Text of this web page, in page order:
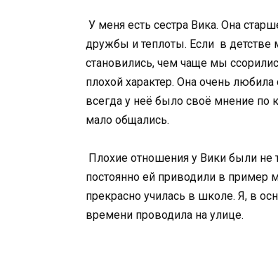
У меня есть сестра Вика. Она
дружбы и теплоты. Если в
становились, чем чаще мы
плохой характер. Она очень
всегда у неё было своё мнение по
мало общались.
Плохие отношения у Вики были не
постоянно ей приводили в пример
прекрасно училась в школе. Я, в
времени проводила на улице.